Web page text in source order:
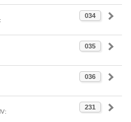
034
035
036
231